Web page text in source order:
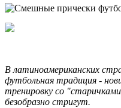
В латиноамериканских
футбольная традиция -
тренировку со
безобразно стригут.